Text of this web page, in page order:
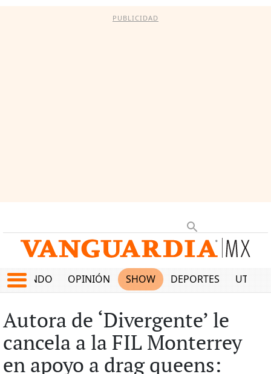
PUBLICIDAD
MUNDO OPINIÓN SHOW DEPORTES
Autora de ‘Divergente’ le
cancela a la FIL Monterrey
en apoyo a drag queens: